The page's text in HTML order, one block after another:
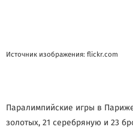
Источник изображения: flickr.com
Паралимпийские игры в
золотых, 21 серебряную и 23